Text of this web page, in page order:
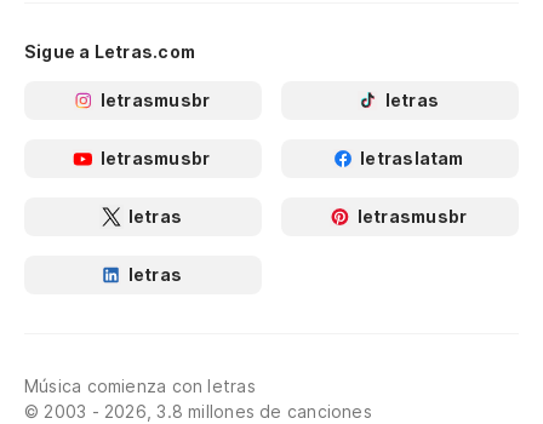
Sigue a Letras.com
letrasmusbr letras
letrasmusbr letraslatam
letras letrasmusbr
letras
Música comienza con letras
© 2003 - 2026, 3.8 millones de canciones